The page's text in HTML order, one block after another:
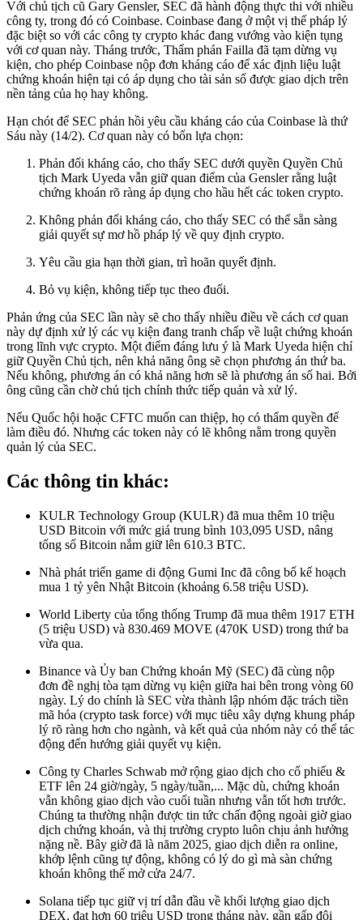
Với chủ tịch cũ Gary Gensler, SEC đã hành động thực thi với nhiều
công ty, trong đó có Coinbase. Coinbase đang ở một vị thế pháp lý
đặc biệt so với các công ty crypto khác đang vướng vào kiện tụng
với cơ quan này. Tháng trước, Thẩm phán Failla đã tạm dừng vụ
kiện, cho phép Coinbase nộp đơn kháng cáo để xác định liệu luật
chứng khoán hiện tại có áp dụng cho tài sản số được giao dịch trên
nền tảng của họ hay không.
Hạn chót để SEC phản hồi yêu cầu kháng cáo của Coinbase là thứ
Sáu này (14/2). Cơ quan này có bốn lựa chọn:
Phản đối kháng cáo, cho thấy SEC dưới quyền Quyền Chủ
tịch Mark Uyeda vẫn giữ quan điểm của Gensler rằng luật
chứng khoán rõ ràng áp dụng cho hầu hết các token crypto.
Không phản đối kháng cáo, cho thấy SEC có thể sẵn sàng
giải quyết sự mơ hồ pháp lý về quy định crypto.
Yêu cầu gia hạn thời gian, trì hoãn quyết định.
Bỏ vụ kiện, không tiếp tục theo đuổi.
Phản ứng của SEC lần này sẽ cho thấy nhiều điều về cách cơ quan
này dự định xử lý các vụ kiện đang tranh chấp về luật chứng khoán
trong lĩnh vực crypto. Một điểm đáng lưu ý là Mark Uyeda hiện chỉ
giữ Quyền Chủ tịch, nên khả năng ông sẽ chọn phương án thứ ba.
Nếu không, phương án có khả năng hơn sẽ là phương án số hai. Bởi
ông cũng cần chờ chủ tịch chính thức tiếp quản và xử lý.
Nếu Quốc hội hoặc CFTC muốn can thiệp, họ có thẩm quyền để
làm điều đó. Nhưng các token này có lẽ không nằm trong quyền
quản lý của SEC.
Các thông tin khác:
KULR Technology Group (KULR) đã mua thêm 10 triệu
USD Bitcoin với mức giá trung bình 103,095 USD, nâng
tổng số Bitcoin nắm giữ lên 610.3 BTC.
Nhà phát triển game di động Gumi Inc đã công bố kế hoạch
mua 1 tỷ yên Nhật Bitcoin (khoảng 6.58 triệu USD).
World Liberty của tổng thống Trump đã mua thêm 1917 ETH
(5 triệu USD) và 830.469 MOVE (470K USD) trong thứ ba
vừa qua.
Binance và Ủy ban Chứng khoán Mỹ (SEC) đã cùng nộp
đơn đề nghị tòa tạm dừng vụ kiện giữa hai bên trong vòng 60
ngày. Lý do chính là SEC vừa thành lập nhóm đặc trách tiền
mã hóa (crypto task force) với mục tiêu xây dựng khung pháp
lý rõ ràng hơn cho ngành, và kết quả của nhóm này có thể tác
động đến hướng giải quyết vụ kiện.
Công ty Charles Schwab mở rộng giao dịch cho cổ phiếu &
ETF lên 24 giờ/ngày, 5 ngày/tuần,... Mặc dù, chứng khoán
vẫn không giao dịch vào cuối tuần nhưng vẫn tốt hơn trước.
Chúng ta thường nhận được tin tức chấn động ngoài giờ giao
dịch chứng khoán, và thị trường crypto luôn chịu ảnh hưởng
nặng nề. Bây giờ đã là năm 2025, giao dịch diễn ra online,
khớp lệnh cũng tự động, không có lý do gì mà sàn chứng
khoán không thể mở cửa 24/7.
Solana tiếp tục giữ vị trí dẫn đầu về khối lượng giao dịch
DEX, đạt hơn 60 triệu USD trong tháng này, gần gấp đôi